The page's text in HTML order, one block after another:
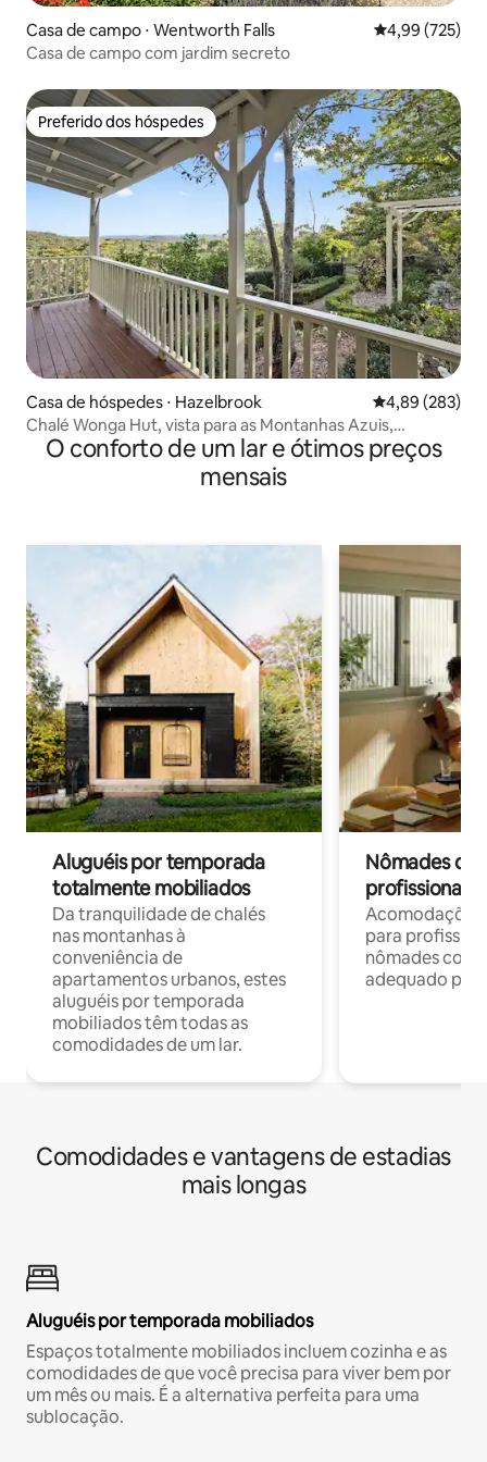
Casa de campo ⋅ Wentworth Falls 4,99 de uma
4,99 (725)
Casa de campo com jardim secreto
Preferido dos hóspedes
Preferido dos hóspedes
Casa de hóspedes ⋅ Hazelbrook 4,89 de uma
4,89 (283)
Chalé Wonga Hut, vista para as Montanhas Azuis,
Austrália
O conforto de um lar e ótimos preços
mensais
Aluguéis por temporada
totalmente mobiliados
Da tranquilidade de chalés
nas montanhas à
conveniência de
apartamentos urbanos, estes
aluguéis por temporada
mobiliados têm todas as
comodidades de um lar.
Nômades
profissionais
para
nômades com
adequado
Comodidades e vantagens de estadias
mais longas
Aluguéis por temporada mobiliados
Espaços totalmente mobiliados incluem cozinha e as
comodidades de que você precisa para viver bem por
um mês ou mais. É a alternativa perfeita para uma
sublocação.